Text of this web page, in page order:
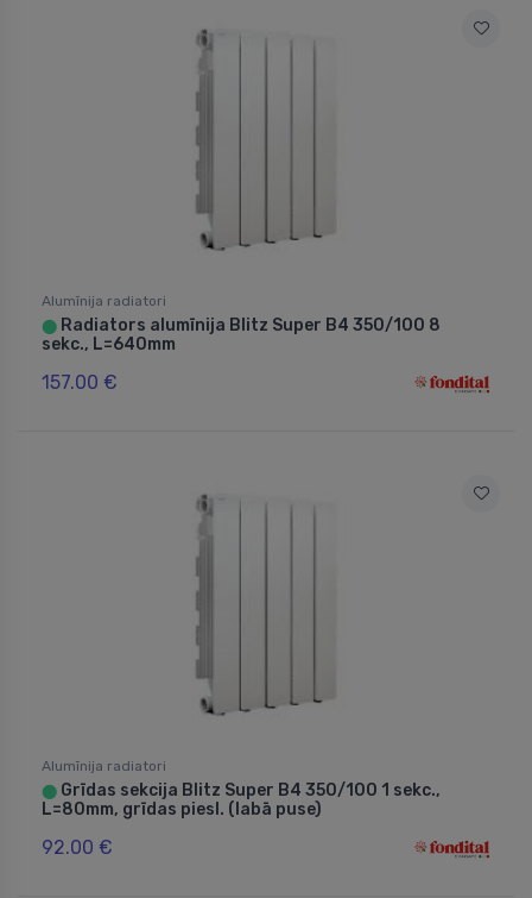
Alumīnija radiatori
⬤ Radiators alumīnija Blitz Super B4 350/100 8
sekc., L=640mm
157.00 €
Alumīnija radiatori
⬤ Grīdas sekcija Blitz Super B4 350/100 1 sekc.,
L=80mm, grīdas piesl. (labā puse)
92.00 €